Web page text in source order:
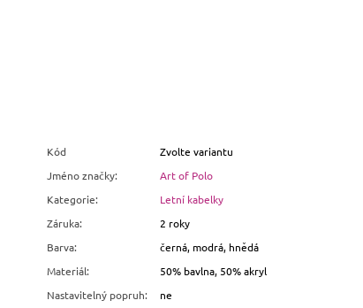
Kód
Zvolte variantu
Jméno značky:
Art of Polo
Kategorie:
Letní kabelky
Záruka:
2 roky
Barva:
černá, modrá, hnědá
Materiál:
50% bavlna, 50% akryl
Nastavitelný popruh:
ne